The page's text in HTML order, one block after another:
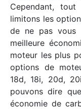
Cependant,
limitons les
de ne pas vous
meilleure
moteur les plus
options de
18d, 18i, 20d,
pouvons dire
économie de